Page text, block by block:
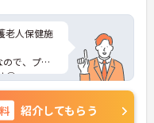
老人保健施
で、プラ
◎
お問い合わ
紹介してもらう